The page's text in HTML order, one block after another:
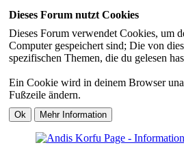
Dieses Forum nutzt Cookies
Dieses Forum verwendet Cookies, um
Computer gespeichert sind; Die von
spezifischen Themen, die du gelesen
Ein Cookie wird in deinem Browser
Fußzeile ändern.